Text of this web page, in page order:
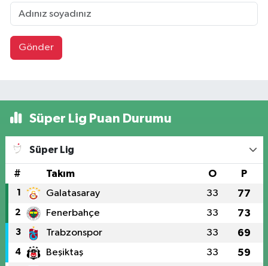
Gönder
Süper Lig Puan Durumu
Süper Lig
# Takım O P
1 Galatasaray 33 77
2 Fenerbahçe 33 73
3 Trabzonspor 33 69
4 Beşiktaş 33 59